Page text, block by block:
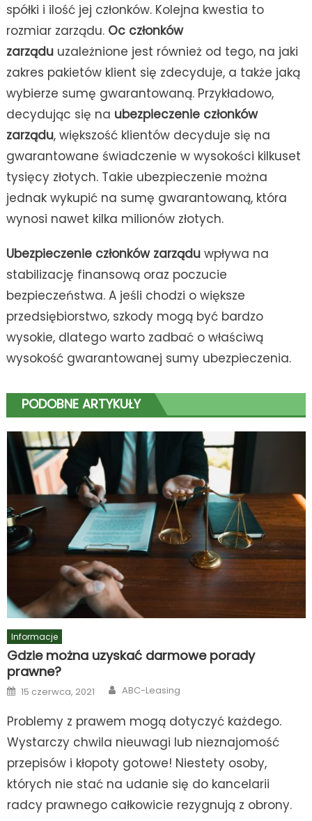
spółki i ilość jej członków. Kolejna kwestia to
rozmiar zarządu. Oc członków
zarząduuzależnione jest również od tego, na jaki
zakres pakietów klient się zdecyduje, a także jaką
wybierze sumę gwarantowaną. Przykładowo,
decydując się na ubezpieczenie członków
zarządu, większość klientów decyduje się na
gwarantowane świadczenie w wysokości kilkuset
tysięcy złotych. Takie ubezpieczenie można
jednak wykupić na sumę gwarantowaną, która
wynosi nawet kilka milionów złotych.
Ubezpieczenie członków zarząduwpływa na
stabilizację finansową oraz poczucie
bezpieczeństwa. A jeśli chodzi o większe
przedsiębiorstwo, szkody mogą być bardzo
wysokie, dlatego warto zadbać o właściwą
wysokość gwarantowanej sumy ubezpieczenia.
PODOBNE ARTYKUŁY
Informacje
Gdzie można uzyskać darmowe porady
prawne?
Posted
on
15 czerwca, 2021 Author
ABC-Leasing
Problemy z prawem mogą dotyczyć każdego.
Wystarczy chwila nieuwagi lub nieznajomość
przepisów i kłopoty gotowe! Niestety osoby,
których nie stać na udanie się do kancelarii
radcy prawnego całkowicie rezygnują z obrony.